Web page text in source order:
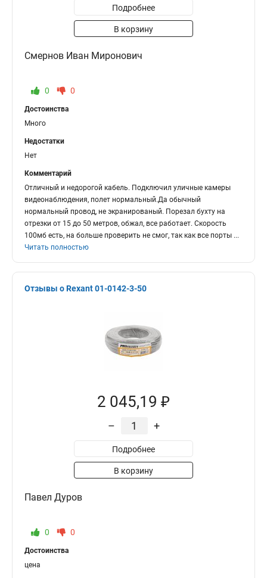
Подробнее
В корзину
Смернов Иван Миронович
0 0
Достоинства
Много
Недостатки
Нет
Комментарий
Отличный и недорогой кабель. Подключил уличные камеры
видеонаблюдения, полет нормальный.Да обычный
нормальный провод, не экранированый. Порезал бухту на
отрезки от 15 до 50 метров, обжал, все работает. Скорость
100мб есть, на больше проверить не смог, так как все порты ...
Читать полностью
Отзывы о Rexant 01-0142-3-50
2 045,19 ₽
– +
Подробнее
В корзину
Павел Дуров
0 0
Достоинства
цена